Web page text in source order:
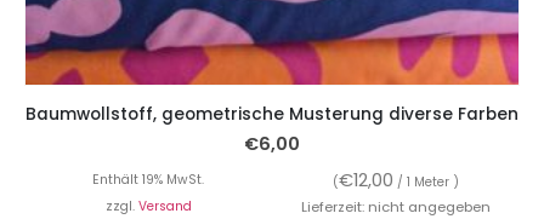
Baumwollstoff, geometrische Musterung diverse Farben
€6,00
Enthält 19% MwSt. (€12,00 / 1 Meter )
zzgl. Versand Lieferzeit: nicht angegeben